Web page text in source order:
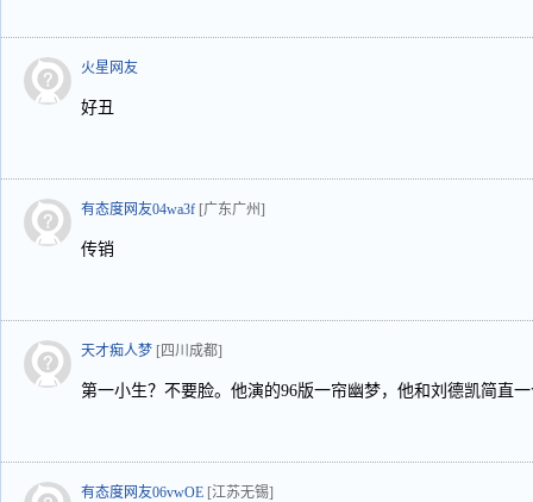
火星网友
好丑
有态度网友04wa3f [广东广州]
传销
天才痴人梦 [四川成都]
第一小生？不要脸。他演的96版一帘幽梦，他和刘德凯简直
有态度网友06vwOE [江苏无锡]